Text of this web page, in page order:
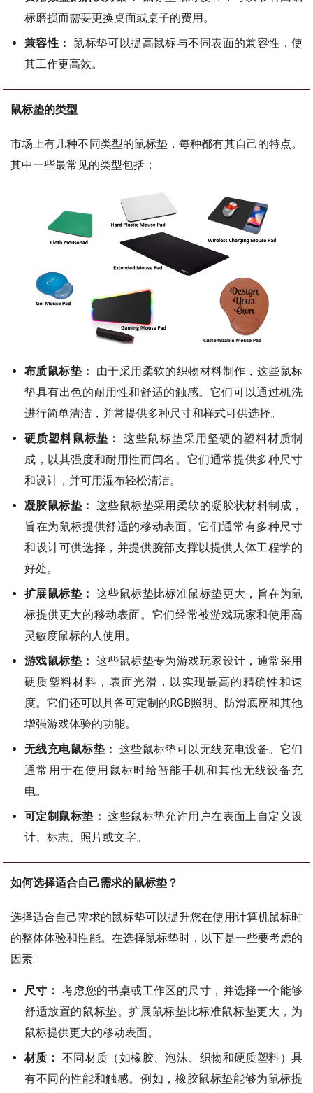
标磨损而需要更换桌面或桌子的费用。
兼容性：
鼠标垫可以提高鼠标与不同表面的兼容性，使
其工作更高效。
鼠标垫的类型
市场上有几种不同类型的鼠标垫，每种都有其自己的特点。
其中一些最常见的类型包括：
布质鼠标垫：
由于采用柔软的织物材料制作，这些鼠标
垫具有出色的耐用性和舒适的触感。它们可以通过机洗
进行简单清洁，并常提供多种尺寸和样式可供选择。
硬质塑料鼠标垫：
这些鼠标垫采用坚硬的塑料材质制
成，以其强度和耐用性而闻名。它们通常提供多种尺寸
和设计，并可用湿布轻松清洁。
凝胶鼠标垫： 这些鼠标垫采用柔软的凝胶状材料制成，
旨在为鼠标提供舒适的移动表面。它们通常有多种尺寸
和设计可供选择，并提供腕部支撑以提供人体工程学的
好处。
扩展鼠标垫： 这些鼠标垫比标准鼠标垫更大，旨在为鼠
标提供更大的移动表面。它们经常被游戏玩家和使用高
灵敏度鼠标的人使用。
游戏鼠标垫： 这些鼠标垫专为游戏玩家设计，通常采用
硬质塑料材料，表面光滑，以实现最高的精确性和速
度。它们还可以具备可定制的RGB照明、防滑底座和其他
增强游戏体验的功能。
无线充电鼠标垫： 这些鼠标垫可以无线充电设备。它们
通常用于在使用鼠标时给智能手机和其他无线设备充
电。
可定制鼠标垫： 这些鼠标垫允许用户在表面上自定义设
计、标志、照片或文字。
如何选择适合自己需求的鼠标垫？
选择适合自己需求的鼠标垫可以提升您在使用计算机鼠标时
的整体体验和性能。在选择鼠标垫时，以下是一些要考虑的
因素:
尺寸： 考虑您的书桌或工作区的尺寸，并选择一个能够
舒适放置的鼠标垫。扩展鼠标垫比标准鼠标垫更大，为
鼠标提供更大的移动表面。
材质： 不同材质（如橡胶、泡沫、织物和硬质塑料）具
有不同的性能和触感。例如，橡胶鼠标垫能够为鼠标提